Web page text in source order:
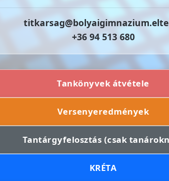
+36 94 513 680
Tankönyvek átvétele
Versenyeredmények
Tantárgyfelosztás (csak
KRÉTA